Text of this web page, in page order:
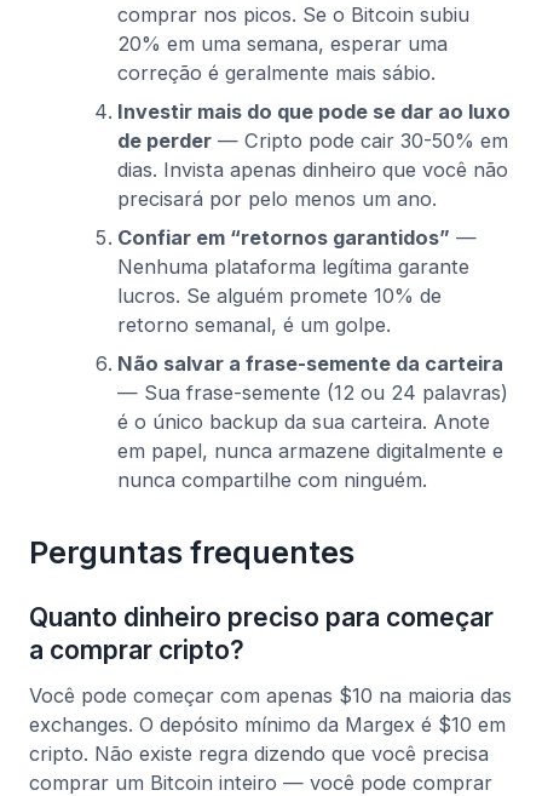
comprar nos picos. Se o Bitcoin subiu
20% em uma semana, esperar uma
correção é geralmente mais sábio.
Investir mais do que pode se dar ao luxo
de perder— Cripto pode cair 30-50% em
dias. Invista apenas dinheiro que você não
precisará por pelo menos um ano.
Confiar em “retornos garantidos” —
Nenhuma plataforma legítima garante
lucros. Se alguém promete 10% de
retorno semanal, é um golpe.
Não salvar a frase-semente da carteira
— Sua frase-semente (12 ou 24 palavras)
é o único backup da sua carteira. Anote
em papel, nunca armazene digitalmente e
nunca compartilhe com ninguém.
Perguntas frequentes
Quanto dinheiro preciso para começar
a comprar cripto?
Você pode começar com apenas $10 na maioria das
exchanges. O depósito mínimo da Margex é $10 em
cripto. Não existe regra dizendo que você precisa
comprar um Bitcoin inteiro — você pode comprar